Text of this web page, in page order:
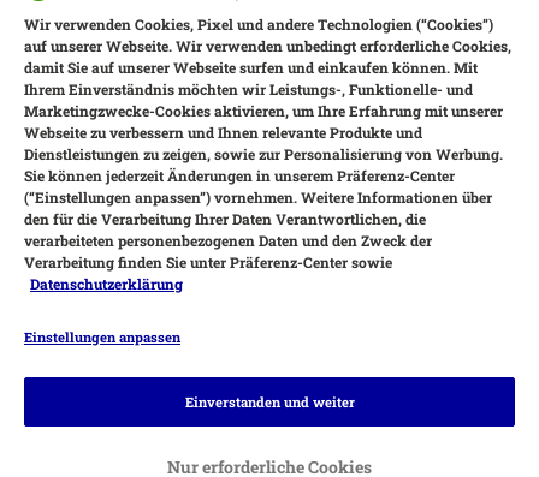
Zahlungsarten
Rechnung Bankeinzug
Wir verwenden Cookies, Pixel und andere Technologien (“Cookies”)
auf unserer Webseite. Wir verwenden unbedingt erforderliche Cookies,
damit Sie auf unserer Webseite surfen und einkaufen können. Mit
Ihrem Einverständnis möchten wir Leistungs-, Funktionelle- und
Marketingzwecke-Cookies aktivieren, um Ihre Erfahrung mit unserer
Webseite zu verbessern und Ihnen relevante Produkte und
Dienstleistungen zu zeigen, sowie zur Personalisierung von Werbung.
Sie können jederzeit Änderungen in unserem Präferenz-Center
(“Einstellungen anpassen”) vornehmen. Weitere Informationen über
den für die Verarbeitung Ihrer Daten Verantwortlichen, die
verarbeiteten personenbezogenen Daten und den Zweck der
Verarbeitung finden Sie unter Präferenz-Center sowie
Datenschutzerklärung
Einstellungen anpassen
Nur erforderliche Cookies
Einverstanden und weiter